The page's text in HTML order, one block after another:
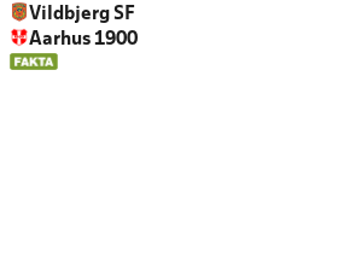
Vildbjerg SF
Aarhus 1900